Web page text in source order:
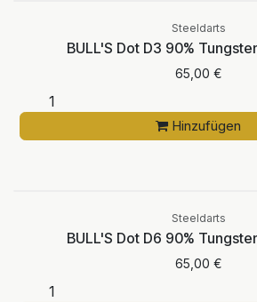
Steeldarts
BULL'S Dot D3 90%
65,00 €
Hinzufügen
Steeldarts
BULL'S Dot D6 90%
65,00 €